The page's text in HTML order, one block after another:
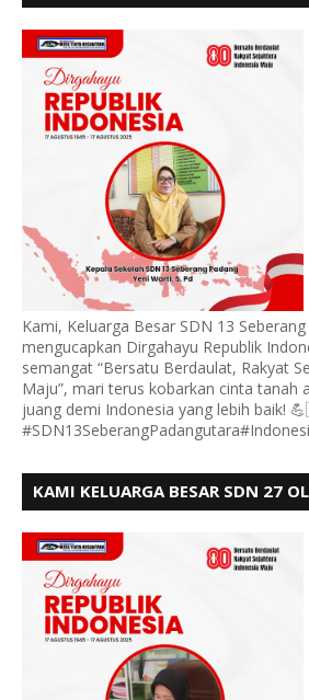
Kami, Keluarga Besar SDN 13
mengucapkan Dirgahayu Republik
semangat “Bersatu Berdaulat, Rakyat
Maju”, mari terus kobarkan cinta tanah
juang demi Indonesia yang lebih baik!
KAMI KELUARGA BESAR SDN 27